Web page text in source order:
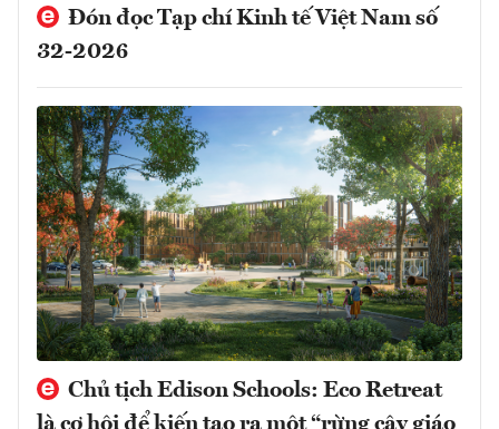
Đón đọc Tạp chí Kinh tế Việt Nam số
32-2026
Chủ tịch Edison Schools: Eco Retreat
là cơ hội để kiến tạo ra một “rừng cây giáo